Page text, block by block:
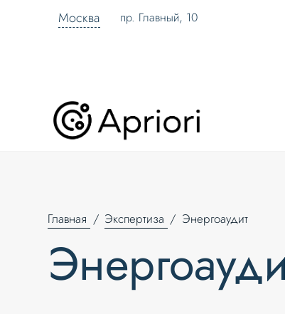
Москва пр. Главный, 10
Главная Экспертиза Энергоаудит